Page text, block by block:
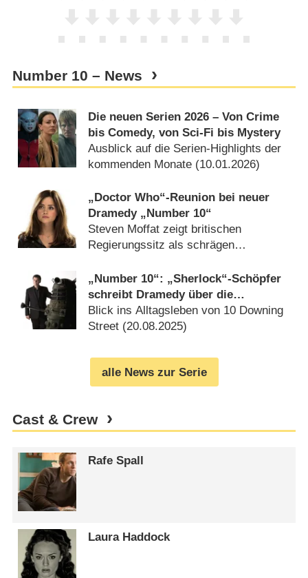
Number 10 – News
Die neuen Serien 2026 – Von Crime
bis Comedy, von Sci-Fi bis Mystery
Ausblick auf die Serien-Highlights der
kommenden Monate (10.01.2026)
„Doctor Who“-Reunion bei neuer
Dramedy „Number 10“
Steven Moffat zeigt britischen
Regierungssitz als schrägen
„Number 10“: „Sherlock“-Schöpfer
schreibt Dramedy über die
Bewohner des britischen
Regierungssitzes
Blick ins Alltagsleben von 10 Downing
Street (20.08.2025)
alle News zur Serie
Cast & Crew
Rafe Spall
Laura Haddock